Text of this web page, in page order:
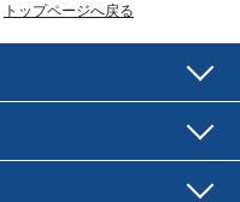
トップページへ戻る